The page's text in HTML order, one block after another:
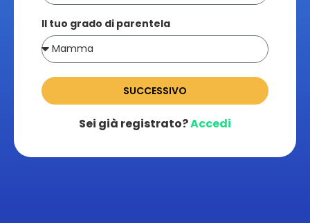
Il tuo grado di parentela
SUCCESSIVO
Sei già registrato?Accedi